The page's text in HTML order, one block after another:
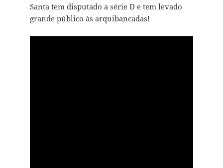
Santa tem disputado a série D e tem levado
grande público às arquibancadas!